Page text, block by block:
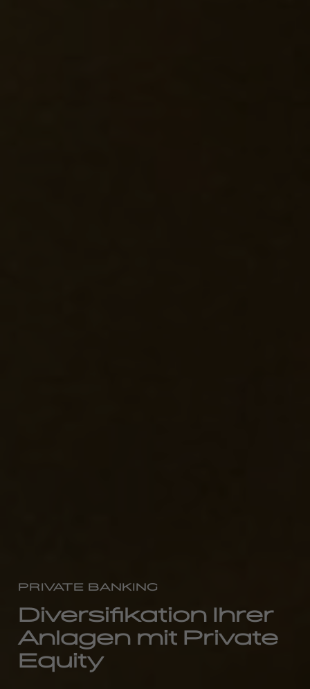
PRIVATE BANKING
Diversifikation Ihrer
Anlagen mit Private
Equity